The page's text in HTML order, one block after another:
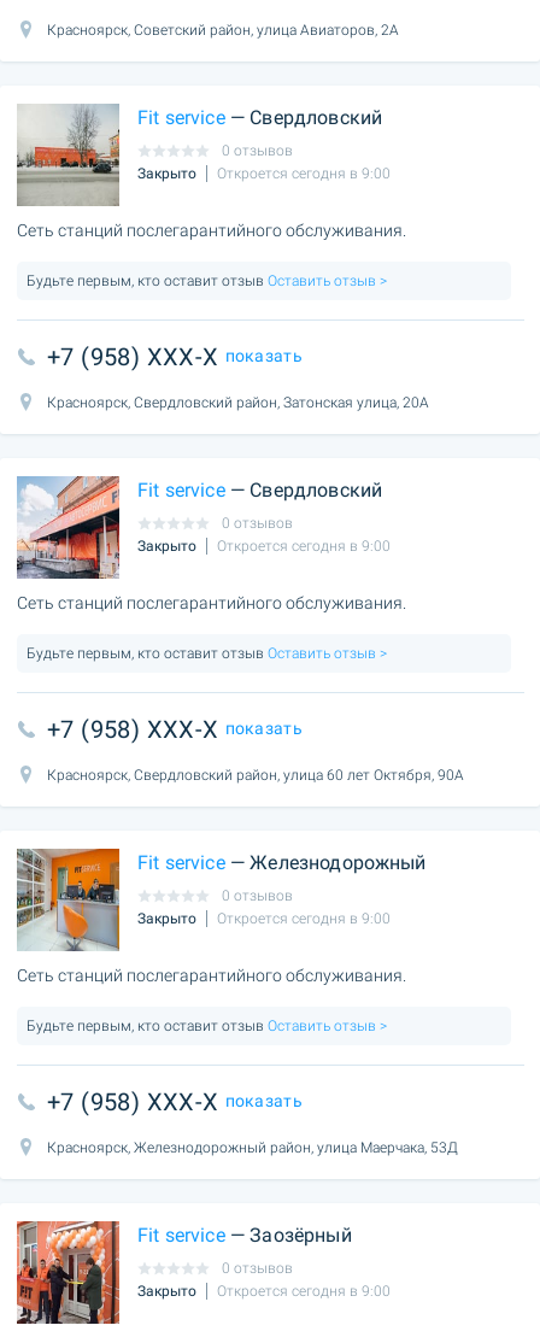
Красноярск, Советский район, улица Авиаторов, 2А
Fit service— Свердловский
0 отзывов
Закрыто
Откроется сегодня в 9:00
Сеть станций послегарантийного обслуживания.
Будьте первым, кто оставит отзыв Оставить отзыв >
+7 (958) XXX-X показать
Красноярск, Свердловский район, Затонская улица, 20А
Fit service— Свердловский
0 отзывов
Закрыто
Откроется сегодня в 9:00
Сеть станций послегарантийного обслуживания.
Будьте первым, кто оставит отзыв Оставить отзыв >
+7 (958) XXX-X показать
Красноярск, Свердловский район, улица 60 лет Октября, 90А
Fit service— Железнодорожный
0 отзывов
Закрыто
Откроется сегодня в 9:00
Сеть станций послегарантийного обслуживания.
Будьте первым, кто оставит отзыв Оставить отзыв >
+7 (958) XXX-X показать
Красноярск, Железнодорожный район, улица Маерчака, 53Д
Fit service— Заозёрный
0 отзывов
Закрыто
Откроется сегодня в 9:00